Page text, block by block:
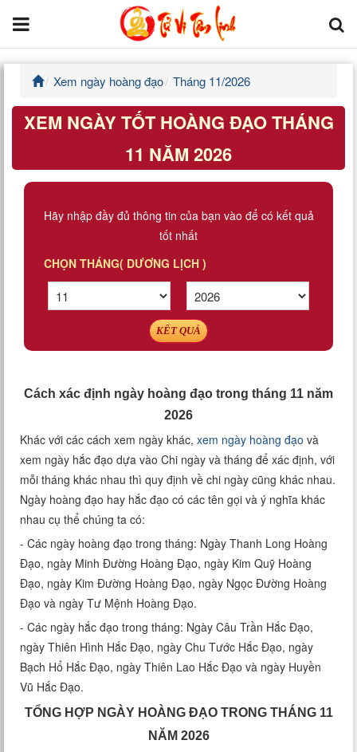
Trang chủ
Tử Vi Đẩu Số
Tử Vi 12 Con Giáp
Văn Hoa Tâm linh
Tướng số
Cung hoàng đạo
Xem ngày hoàng đạo Tháng 11/2026
XEM NGÀY TỐT HOÀNG ĐẠO THÁNG
11 NĂM 2026
Hãy nhập đầy đủ thông tin của bạn vào để có kết quả
tốt nhất
CHỌN THÁNG( DƯƠNG LỊCH )
KẾT QUẢ
Cách xác định ngày hoàng đạo trong tháng 11 năm
2026
Khác với các cách xem ngày khác, xem ngày hoàng đạo và
xem ngày hắc đạo dựa vào Chi ngày và tháng để xác định, với
mỗi tháng khác nhau thì quy định về chi ngày cũng khác nhau.
Ngày hoàng đạo hay hắc đạo có các tên gọi và ý nghĩa khác
nhau cụ thể chúng ta có:
- Các ngày hoàng đạo trong tháng: Ngày Thanh Long Hoàng
Đạo, ngày Minh Đường Hoàng Đạo, ngày Kim Quỹ Hoàng
Đạo, ngày Kim Đường Hoàng Đạo, ngày Ngọc Đường Hoàng
Đạo và ngày Tư Mệnh Hoàng Đạo.
- Các ngày hắc đạo trong tháng: Ngày Câu Trần Hắc Đạo,
ngày Thiên Hình Hắc Đạo, ngày Chu Tước Hắc Đạo, ngày
Bạch Hổ Hắc Đạo, ngày Thiên Lao Hắc Đạo và ngày Huyền
Vũ Hắc Đạo.
TỔNG HỢP NGÀY HOÀNG ĐẠO TRONG THÁNG 11
NĂM 2026